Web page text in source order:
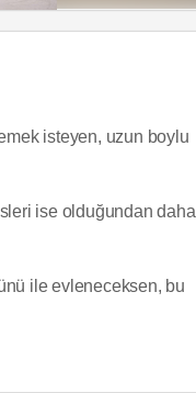
isteyen, uzun boylu
ise olduğundan daha
ile evleneceksen, bu